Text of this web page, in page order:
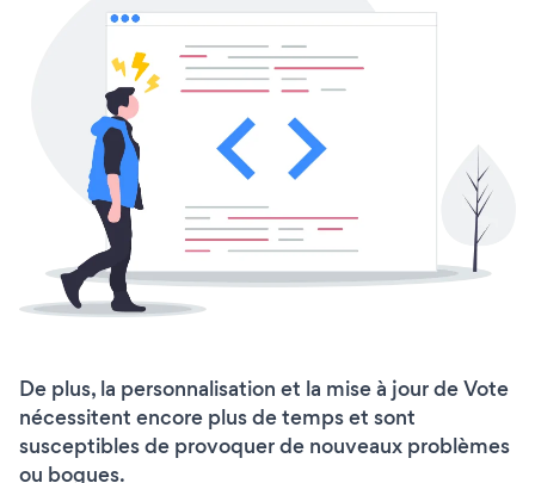
De plus, la personnalisation et la mise à jour de Vote
nécessitent encore plus de temps et sont
susceptibles de provoquer de nouveaux problèmes
ou bogues.